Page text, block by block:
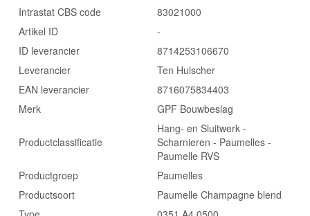
Intrastat CBS code
83021000
Artikel ID
-
ID leverancier
8714253106670
Leverancier
Ten Hulscher
EAN leverancier
8716075834403
Merk
GPF Bouwbeslag
Productclassificatie
Hang- en Sluitwerk -
Scharnieren - Paumelles -
Paumelle RVS
Productgroep
Paumelles
Productsoort
Paumelle Champagne blend